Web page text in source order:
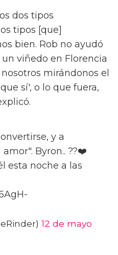
dos tipos
tipos [que]
bien. Rob no ayudó
viñedo en Florencia
mirándonos el
sí', o lo que fuera,
y a
Byron.. ??❤️
esta noche a las
12 de mayo